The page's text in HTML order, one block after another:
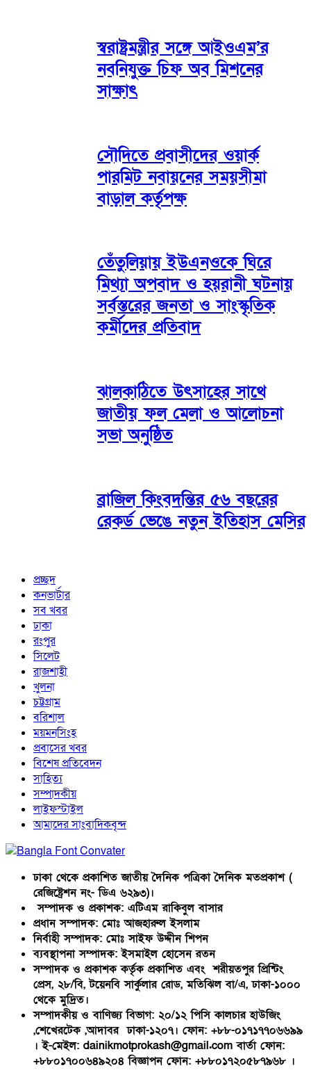
স্বরাষ্ট্রমন্ত্রীর সঙ্গে আইওএম’র
নবনিযুক্ত চিফ অব মিশনের
সাক্ষাৎ
সৌদিতে প্রবাসীদের ওয়ার্ক
পারমিট নবায়নের সময়সীমা
বাড়াল কর্তৃপক্ষ
তেঁতুলিয়ায় ইউএনওকে ঘিরে
মিথ্যা অপবাদ ও হয়রানী ঘটনায়
সর্বস্তরের জনতা ও সাংস্কৃতিক
কর্মীদের প্রতিবাদ
ঝালকাঠিতে উৎসাহের সাথে
জাতীয় ফল মেলা ও আলোচনা
সভা অনুষ্ঠিত
ব্রাজিল কিংবদন্তির ৫৬ বছরের
রেকর্ড ভেঙে নতুন ইতিহাস মেসির
প্রচ্ছদ
কনভার্টার
সব খবর
ঢাকা
রংপুর
সিলেট
রাজশাহী
খুলনা
চট্টগ্রাম
বরিশাল
ময়মনসিংহ
প্রবাসের খবর
বিশেষ প্রতিবেদন
সাহিত্য
সম্পাদকীয়
লাইফস্টাইল
আমাদের সাংবাদিকবৃন্দ
ঢাকা থেকে প্রকাশিত জাতীয় দৈনিক পত্রিকা দৈনিক মতপ্রকাশ (
রেজিষ্ট্রেশন নং- ডিএ ৬২৯৩)।
সম্পাদক ও প্রকাশক: এটিএম রাকিবুল বাসার
প্রধান সম্পাদক: মোঃ আজহারুল ইসলাম
নির্বাহী সম্পাদক: মোঃ সাইফ উদ্দীন শিপন
ব্যবস্থাপনা সম্পাদক: ইসমাইল হোসেন রতন
সম্পাদক ও প্রকাশক কর্তৃক প্রকাশিত এবং শরীয়তপুর প্রিন্টিং
প্রেস, ২৮/বি, টয়েনবি সার্কুলার রোড, মতিঝিল বা/এ, ঢাকা-১০০০
থেকে মুদ্রিত।
সম্পাদকীয় ও বাণিজ্য বিভাগ: ২০/১২ পিসি কালচার হাউজিং
,শেখেরটেক ,আদাবর ঢাকা-১২০৭। ফোন: +৮৮-০১৭১৭৭০৬৬৯৯
। ই-মেইল: dainikmotprokash@gmail.com বার্তা ফোন:
+৮৮০১৭০০৬৪৯২০৪ বিজ্ঞাপন ফোন: +৮৮০১৭২০৫৮৭৯৬৮ ।